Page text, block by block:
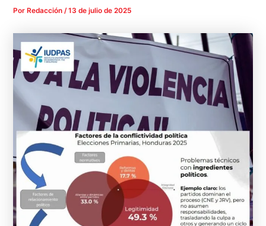
Por Redacción/13 de julio de 2025